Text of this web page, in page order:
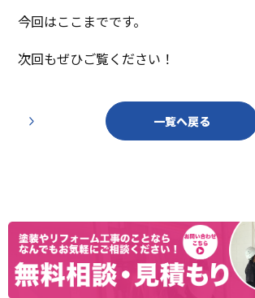
今回はここまでです。
次回もぜひご覧ください！
稿
ナ
一覧へ戻る